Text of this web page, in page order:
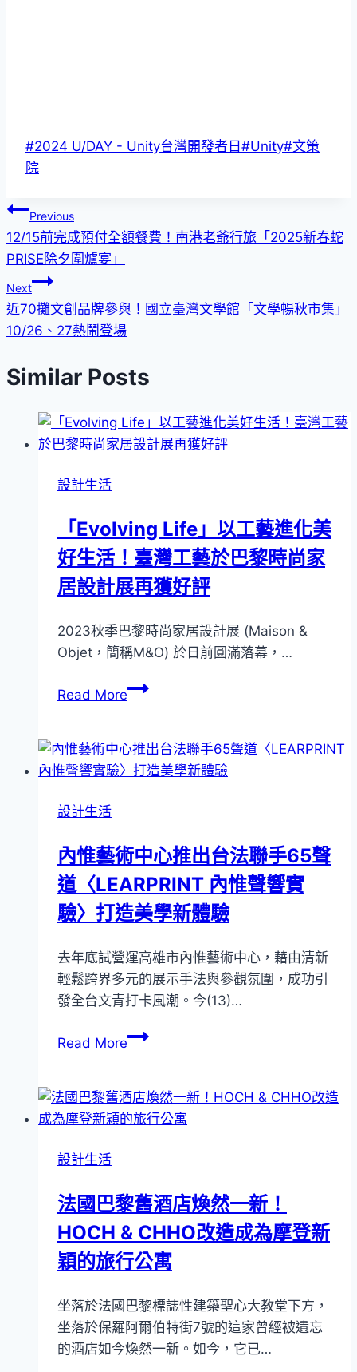
Post
Tags:
#2024 U/DAY - Unity台灣開發者日#Unity#文策
院
文
章
導
覽
Previous
12/15前完成預付全額餐費！南港老爺行旅「2025新春蛇
PRISE除夕圍爐宴」
Next
近70攤文創品牌參與！國立臺灣文學館「文學暢秋市集」
10/26、27熱鬧登場
Similar Posts
設計生活
「Evolving Life」以工藝進化美
好生活！臺灣工藝於巴黎時尚家
居設計展再獲好評
2023秋季巴黎時尚家居設計展 (Maison &
Objet，簡稱M&O) 於日前圓滿落幕，…
Read More「Evolving
工
藝
好
生
活！
臺
工
藝
於
巴
黎
尚
家
展
再
獲
好
設計生活
內惟藝術中心推出台法聯手65聲
道〈LEARPRINT 內惟聲響實
驗〉打造美學新體驗
去年底試營運高雄市內惟藝術中心，藉由清新
輕鬆跨界多元的展示手法與參觀氛圍，成功引
發全台文青打卡風潮。今(13)…
Read More內
術
中
台
法
聯
手
聲
道
〈LEARPRINT
設計生活
法國巴黎舊酒店煥然一新！
HOCH & CHHO改造成為摩登新
穎的旅行公寓
坐落於法國巴黎標誌性建築聖心大教堂下方，
坐落於保羅阿爾伯特街7號的這家曾經被遺忘
的酒店如今煥然一新。如今，它已…